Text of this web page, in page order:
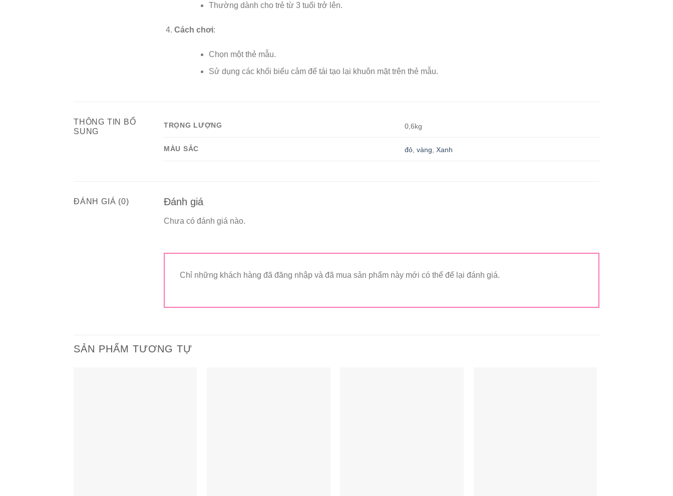
Thường dành cho trẻ từ 3 tuổi trở lên.
Cách chơi:
Chọn một thẻ mẫu.
Sử dụng các khối biểu cảm để tái tạo lại khuôn mặt trên thẻ mẫu.
THÔNG TIN BỔ
SUNG
TRỌNG LƯỢNG 0,6kg
MÀU SẮC đỏ ,vàng ,Xanh
ĐÁNH GIÁ (0) Đánh giá
Chưa có đánh giá nào.
Chỉ những khách hàng đã đăng nhập và đã mua sản phẩm này mới có thể để lại đánh giá.
SẢN PHẨM TƯƠNG TỰ